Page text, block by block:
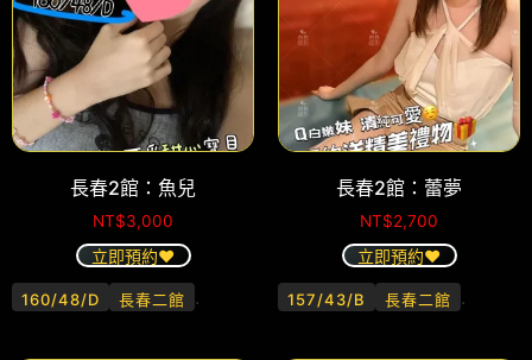
長春2館：魚兒
NT$3,000
立即預約❤️
160/48/D 長春二館 .
長春2館：蕾夢
NT$2,700
立即預約❤️
157/43/B 長春二館 .